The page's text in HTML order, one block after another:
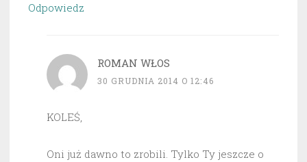
Odpowiedz
ROMAN WŁOS
30 GRUDNIA 2014 O 12:46
KOLEŚ,
Oni już dawno to zrobili. Tylko Ty jeszcze o